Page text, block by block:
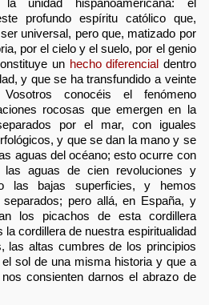
unidad hispanoamericana: el
profundo espíritu católico que,
universal, pero que, matizado por
por el cielo y el suelo, por el genio
un hecho diferencialdentro
y que se ha transfundido a veinte
conocéis el fenómeno
rocosas que emergen en la
por el mar, con iguales
y que se dan la mano y se
aguas del océano; esto ocurre con
aguas de cien revoluciones y
las bajas superficies, y hemos
pero allá, en España, y
los picachos de esta cordillera
cordillera de nuestra espiritualidad
las altas cumbres de los principios
sol de una misma historia y que a
consienten darnos el abrazo de